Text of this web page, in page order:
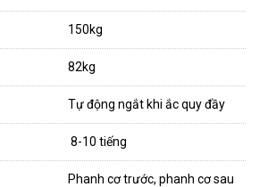
150kg
82kg
Tự động ngắt khi ắc quy đầy
8-10 tiếng
Phanh cơ trước, phanh cơ sau